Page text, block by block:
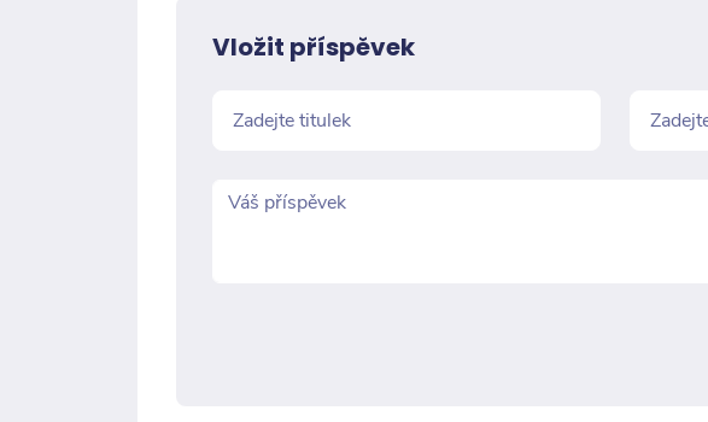
Vložit příspěvek